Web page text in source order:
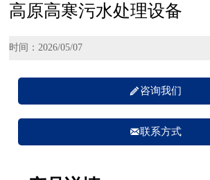
高原高寒污水处理设备
时间：2026/05/07
咨询我们
联系方式